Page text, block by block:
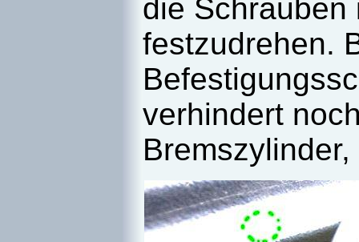
die Schrauben
festzudrehen.
verhindert